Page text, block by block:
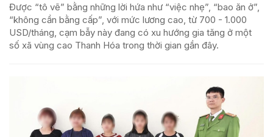
Được “tô vẽ” bằng những lời hứa như “việc nhẹ”, “bao ăn ở”,
“không cần bằng cấp”, với mức lương cao, từ 700 - 1.000
USD/tháng, cạm bẫy này đang có xu hướng gia tăng ở một
số xã vùng cao Thanh Hóa trong thời gian gần đây.